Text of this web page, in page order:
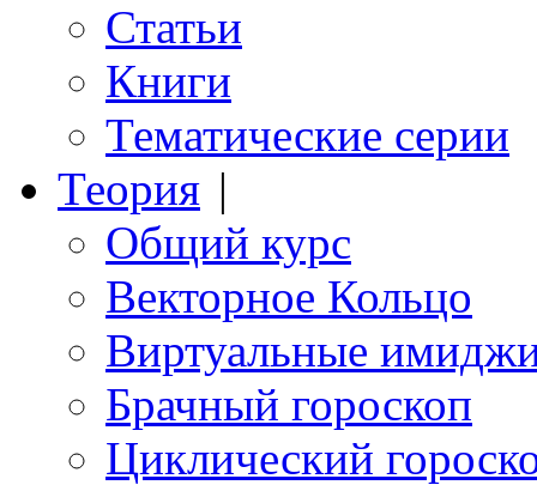
Статьи
Книги
Тематические серии
Теория |
Общий курс
Векторное Кольцо
Виртуальные
Брачный гороскоп
Циклический